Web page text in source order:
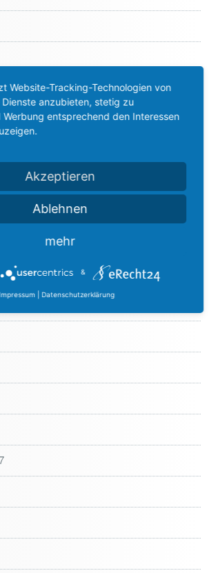
Website-Tracking-Technologien von
anzubieten, stetig zu
entsprechend den Interessen
Akzeptieren
Ablehnen
mehr
&
Impressum Datenschutzerklärung